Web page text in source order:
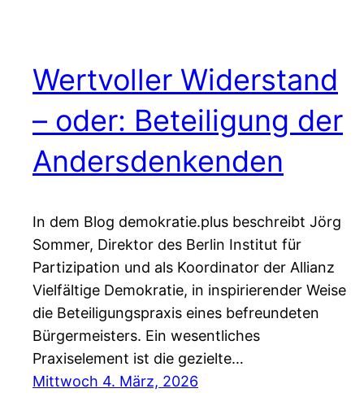
Wertvoller Widerstand
– oder: Beteiligung der
Andersdenkenden
In dem Blog demokratie.plus beschreibt Jörg
Sommer, Direktor des Berlin Institut für
Partizipation und als Koordinator der Allianz
Vielfältige Demokratie, in inspirierender Weise
die Beteiligungspraxis eines befreundeten
Bürgermeisters. Ein wesentliches
Praxiselement ist die gezielte…
Mittwoch 4. März, 2026